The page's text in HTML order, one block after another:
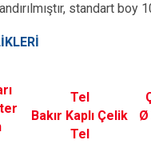
standart boy
Tel
Bakır Kaplı Çelik
Tel
Ø